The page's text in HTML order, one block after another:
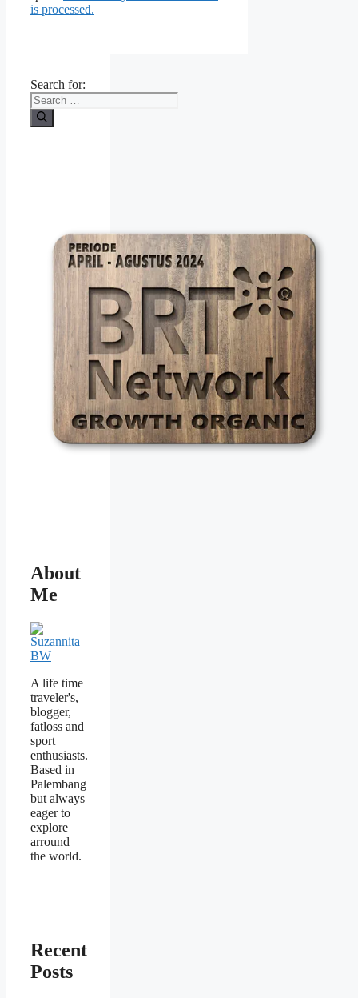
is processed.
Search for:
About
Me
A life time
traveler's,
blogger,
fatloss and
sport
enthusiasts.
Based in
Palembang
but always
eager to
explore
arround
the world.
Recent
Posts